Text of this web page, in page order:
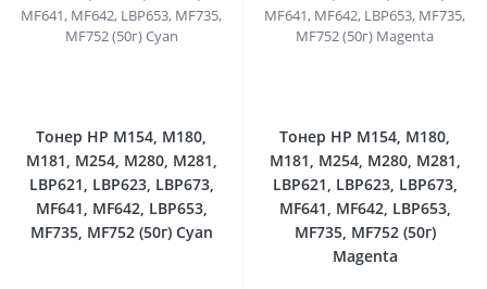
Тонер HP M154, M180,
M181, M254, M280, M281,
LBP621, LBP623, LBP673,
MF641, MF642, LBP653,
MF735, MF752 (50г) Cyan
Тонер HP M154, M180,
M181, M254, M280, M281,
LBP621, LBP623, LBP673,
MF641, MF642, LBP653,
MF735, MF752 (50г)
Magenta